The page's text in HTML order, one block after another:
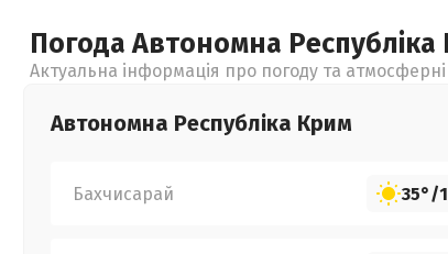
Погода Автономна
Актуальна інформація про погоду та
Автономна Республіка Крим
Бахчисарай 35°/